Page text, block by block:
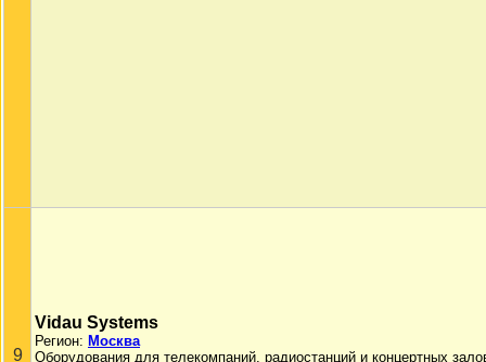
9
Vidau Systems
Регион: Москва
Оборудования для телекомпаний, радиостанций и концертных